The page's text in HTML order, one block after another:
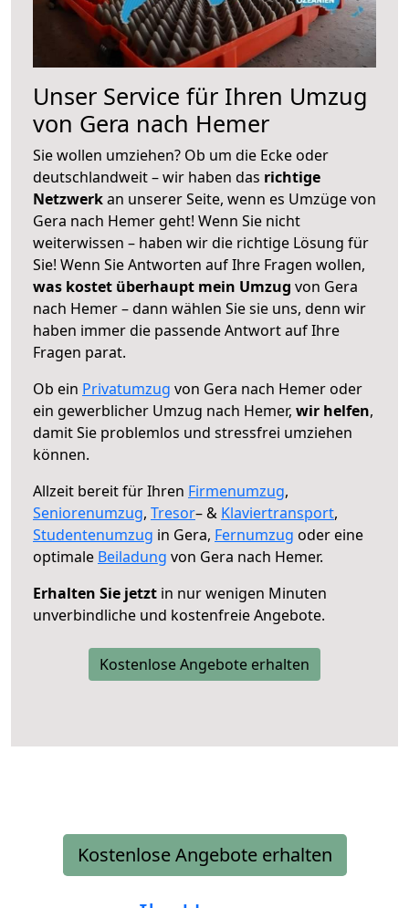
Unser Service für Ihren Umzug
von Gera nach Hemer
Sie wollen umziehen? Ob um die Ecke oder
deutschlandweit – wir haben das richtige
Netzwerkan unserer Seite, wenn es Umzüge von
Gera nach Hemer geht! Wenn Sie nicht
weiterwissen – haben wir die richtige Lösung für
Sie! Wenn Sie Antworten auf Ihre Fragen wollen,
was kostet überhaupt mein Umzug von Gera
nach Hemer – dann wählen Sie sie uns, denn wir
haben immer die passende Antwort auf Ihre
Fragen parat.
Ob ein Privatumzug von Gera nach Hemer oder
ein gewerblicher Umzug nach Hemer, wir helfen,
damit Sie problemlos und stressfrei umziehen
können.
Allzeit bereit für Ihren Firmenumzug,
Seniorenumzug, Tresor– & Klaviertransport,
Studentenumzug in Gera, Fernumzug oder eine
optimale Beiladung von Gera nach Hemer.
Erhalten Sie jetzt in nur wenigen Minuten
unverbindliche und kostenfreie Angebote.
Kostenlose Angebote erhalten
Kostenlose Angebote erhalten